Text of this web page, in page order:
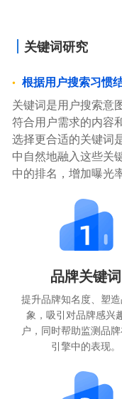
关键词研究
根据用户搜索习惯
关键词是用户搜索意
符合用户需求的内容
选择更合适的关键词
中自然地融入这些关
中的排名，增加曝光
品牌关键词
提升品牌知名度、塑
象，吸引对品牌感兴
户，同时帮助监测品
引擎中的表现。